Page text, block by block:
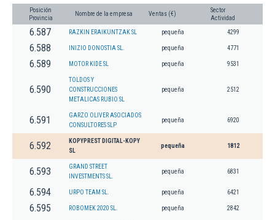
Posición
Provincia
Nombre de la empresa Ventas (€)
Sector
Actividad
6.587 RAZKIN ERAIKUNTZAK SL pequeña 4299
6.588 INIZIO DONOSTIA SL. pequeña 4771
6.589 MOTOR KIDE SL pequeña 9531
6.590
TOLDOS Y
CONSTRUCCIONES
METALICAS RUBIO SL
pequeña 2512
6.591
GARZO OLIVER ASOCIADOS
CONSULTORES SLP
pequeña 6920
6.592
KOPYPREST DIGITAL-KOPY
SL
pequeña 1812
6.593
GRAND STREET
INVESTMENTS SL.
pequeña 6831
6.594 URPO TEAM SL. pequeña 6421
6.595 ROBOMEK 2020 SL. pequeña 2842